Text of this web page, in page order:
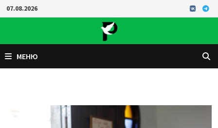
Перейти
к
07.08.2026
МЕНЮ